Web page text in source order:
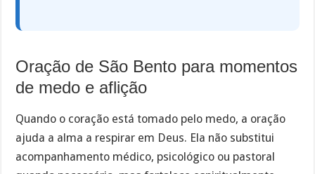
Oração de São Bento para momentos
de medo e aflição
Quando o coração está tomado pelo medo, a oração
ajuda a alma a respirar em Deus. Ela não substitui
acompanhamento médico, psicológico ou pastoral